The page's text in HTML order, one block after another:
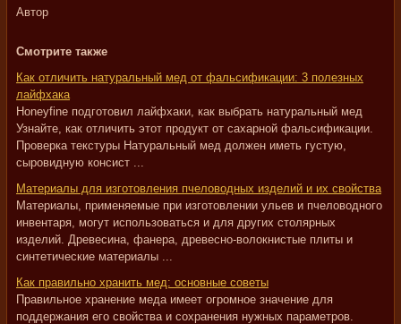
Автор
Смотрите также
Как отличить натуральный мед от фальсификации: 3 полезных
лайфхака
Honeyfine подготовил лайфхаки, как выбрать натуральный мед
Узнайте, как отличить этот продукт от сахарной фальсификации.
Проверка текстуры Натуральный мед должен иметь густую,
сыровидную консист ...
Материалы для изготовления пчеловодных изделий и их свойства
Материалы, применяемые при изготовлении ульев и пчеловодного
инвентаря, могут использоваться и для других столярных
изделий. Древесина, фанера, древесно-волокнистые плиты и
синтетические материалы ...
Как правильно хранить мед: основные советы
Правильное хранение меда имеет огромное значение для
поддержания его свойства и сохранения нужных параметров.